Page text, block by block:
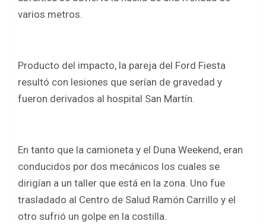
varios metros.
Producto del impacto, la pareja del Ford Fiesta
resultó con lesiones que serían de gravedad y
fueron derivados al hospital San Martín.
En tanto que la camioneta y el Duna Weekend, eran
conducidos por dos mecánicos los cuales se
dirigían a un taller que está en la zona. Uno fue
trasladado al Centro de Salud Ramón Carrillo y el
otro sufrió un golpe en la costilla.